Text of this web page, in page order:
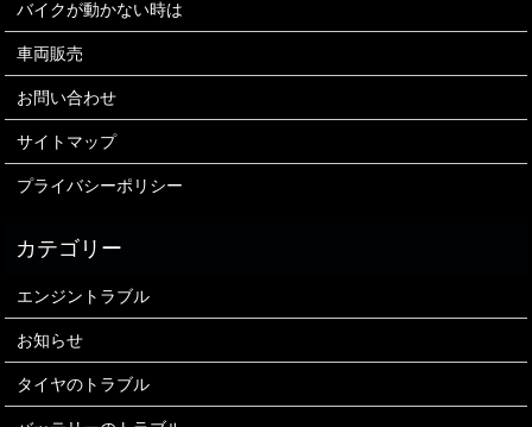
バイクが動かない時は
車両販売
お問い合わせ
サイトマップ
プライバシーポリシー
エンジントラブル
お知らせ
タイヤのトラブル